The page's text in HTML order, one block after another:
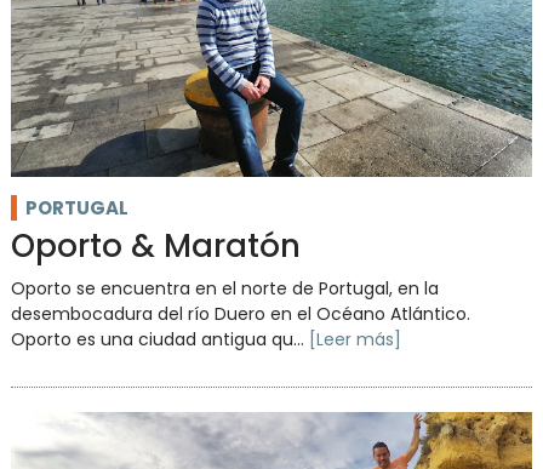
PORTUGAL
Oporto & Maratón
Oporto se encuentra en el norte de Portugal, en la
desembocadura del río Duero en el Océano Atlántico.
Oporto es una ciudad antigua qu... [Leer más]